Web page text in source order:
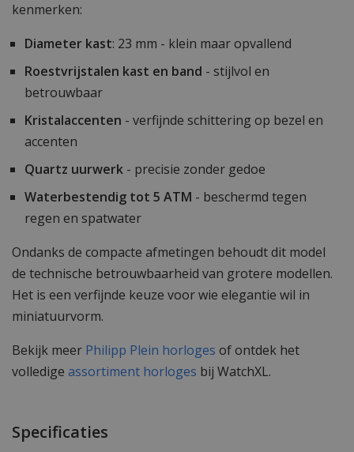
kenmerken:
Diameter kast: 23 mm - klein maar opvallend
Roestvrijstalen kast en band - stijlvol en
betrouwbaar
Kristalaccenten - verfijnde schittering op bezel en
accenten
Quartz uurwerk - precisie zonder gedoe
Waterbestendig tot 5 ATM - beschermd tegen
regen en spatwater
Ondanks de compacte afmetingen behoudt dit model
de technische betrouwbaarheid van grotere modellen.
Het is een verfijnde keuze voor wie elegantie wil in
miniatuurvorm.
Bekijk meer Philipp Plein horloges of ontdek het
volledige assortiment horloges bij WatchXL.
Specificaties